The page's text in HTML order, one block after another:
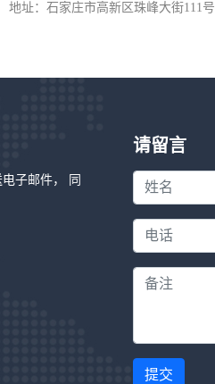
地址：石家庄市高新区珠峰大街111号
子邮件， 同
请留言
提交